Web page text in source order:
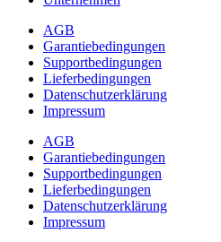
AGB
Garantiebedingungen
Supportbedingungen
Lieferbedingungen
Datenschutzerklärung
Impressum
AGB
Garantiebedingungen
Supportbedingungen
Lieferbedingungen
Datenschutzerklärung
Impressum